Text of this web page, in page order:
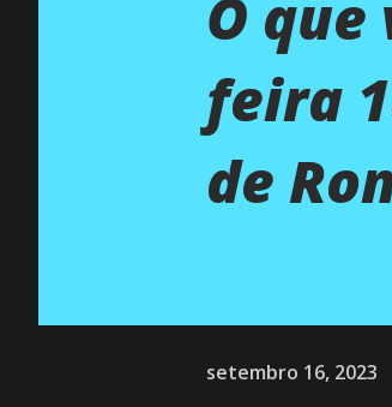
O
feira
de
setembro 16, 2023